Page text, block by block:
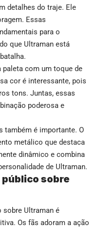
detalhes do traje. Ele
Essas
para o
que Ultraman está
paleta com um toque de
cor é interessante, pois
tons. Juntas, essas
poderosa e
também é importante. O
metálico que destaca
dinâmico e combina
de Ultraman.
sobre
sobre Ultraman é
Os fãs adoram a ação